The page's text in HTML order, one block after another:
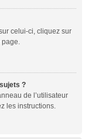
celui-ci, cliquez sur
page.
?
de l’utilisateur
les instructions.